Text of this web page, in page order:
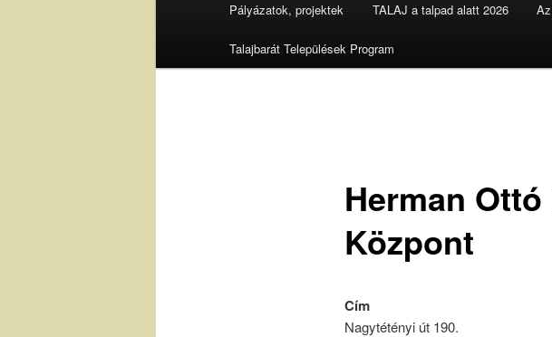
Pályázatok, projektek TALAJ a talpad alatt 2026
Talajbarát Települések Program
Herman
Központ
Cím
Nagytétényi út 190.